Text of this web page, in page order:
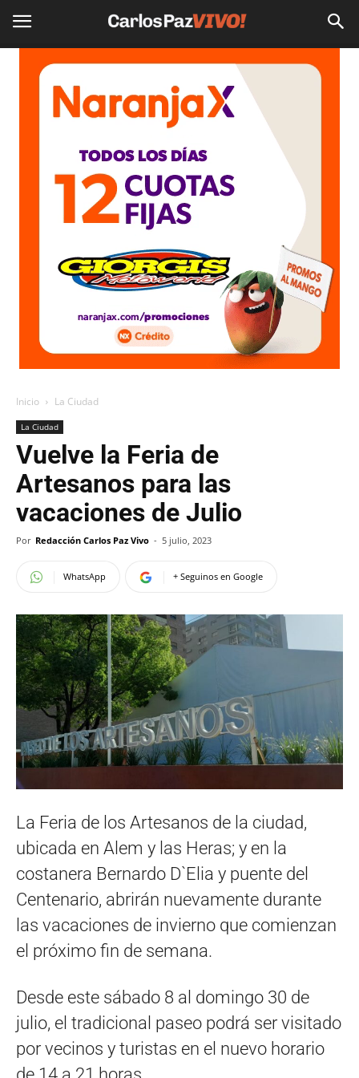
Inicio La Ciudad
La Ciudad
Vuelve la Feria de
Artesanos para las
vacaciones de Julio
Por Redacción Carlos Paz Vivo - 5 julio, 2023
WhatsApp + Seguinos en Google
La Feria de los Artesanos de la ciudad,
ubicada en Alem y las Heras; y en la
costanera Bernardo D`Elia y puente del
Centenario, abrirán nuevamente durante
las vacaciones de invierno que comienzan
el próximo fin de semana.
Desde este sábado 8 al domingo 30 de
julio, el tradicional paseo podrá ser visitado
por vecinos y turistas en el nuevo horario